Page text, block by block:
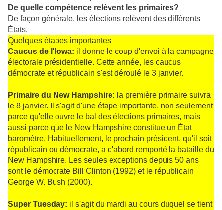
De quelle compétence relèvent les primaires?
De façon générale, les élections relèvent des différents
États.
Quelques étapes importantes
Caucus de l'Iowa: il donne le coup d'envoi à la campagne
électorale présidentielle. Cette année, les caucus
démocrate et républicain s'est déroulé le 3 janvier.
Primaire du New Hampshire: la première primaire suivra
le 8 janvier. Il s'agit d'une étape importante, non seulement
parce qu'elle ouvre le bal des élections primaires, mais
aussi parce que le New Hampshire constitue un État
baromètre. Habituellement, le prochain président, qu'il soit
républicain ou démocrate, a d'abord remporté la bataille du
New Hampshire. Les seules exceptions depuis 50 ans
sont le démocrate Bill Clinton (1992) et le républicain
George W. Bush (2000).
Super Tuesday: il s'agit du mardi au cours duquel se tient